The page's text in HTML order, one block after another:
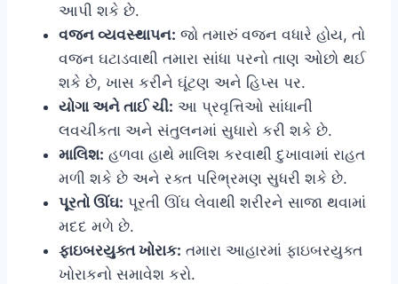
આપી શકે છે.
વજન વ્યવસ્થાપન: જો તમારું વજન વધારે હોય, તો
વજન ઘટાડવાથી તમારા સાંધા પરનો તાણ ઓછો થઈ
શકે છે, ખાસ કરીને ઘૂંટણ અને હિપ્સ પર.
યોગા અને તાઈ ચી: આ પ્રવૃત્તિઓ સાંધાની
લવચીકતા અને સંતુલનમાં સુધારો કરી શકે છે.
માલિશ: હળવા હાથે માલિશ કરવાથી દુખાવામાં રાહત
મળી શકે છે અને રક્ત પરિભ્રમણ સુધરી શકે છે.
પૂરતો ઊંઘ: પૂરતી ઊંઘ લેવાથી શરીરને સાજા થવામાં
મદદ મળે છે.
ફાઇબરયુક્ત ખોરાક: તમારા આહારમાં ફાઇબરયુક્ત
ખોરાકનો સમાવેશ કરો.